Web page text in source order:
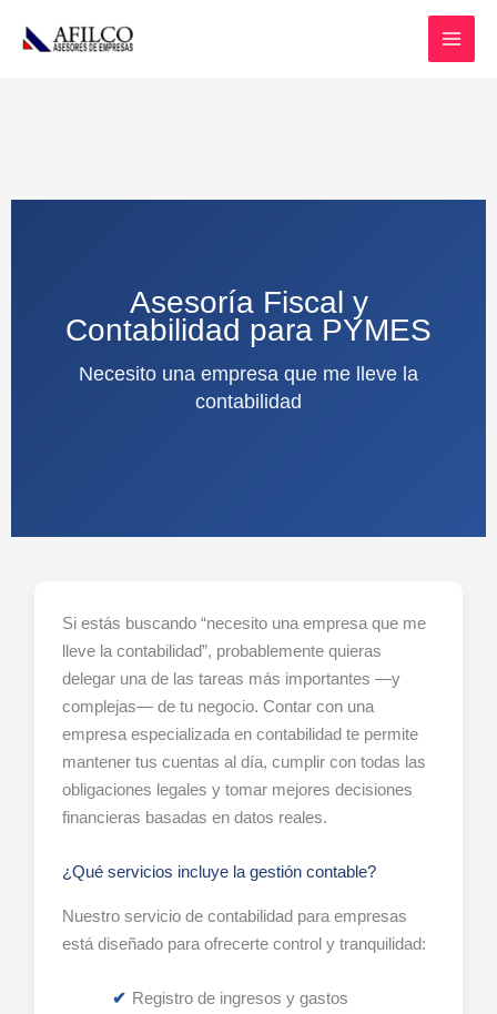
Asesoría Fiscal y
Contabilidad para PYMES
Necesito una empresa que me lleve la
contabilidad
Si estás buscando “necesito una empresa que me
lleve la contabilidad”, probablemente quieras
delegar una de las tareas más importantes —y
complejas— de tu negocio. Contar con una
empresa especializada en contabilidad te permite
mantener tus cuentas al día, cumplir con todas las
obligaciones legales y tomar mejores decisiones
financieras basadas en datos reales.
¿Qué servicios incluye la gestión contable?
Nuestro servicio de contabilidad para empresas
está diseñado para ofrecerte control y tranquilidad:
Registro de ingresos y gastos